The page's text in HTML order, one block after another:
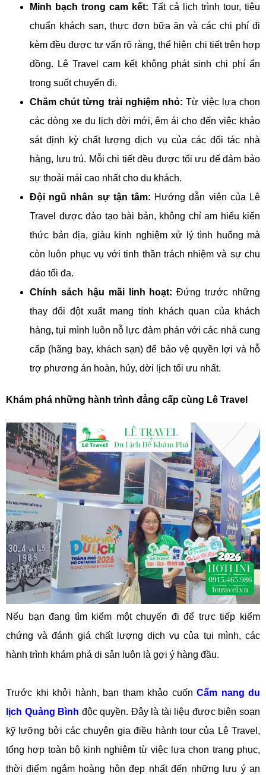
Minh bạch trong cam kết: Tất cả lịch trình tour, tiêu
chuẩn khách sạn, thực đơn bữa ăn và các chi phí đi
kèm đều được tư vấn rõ ràng, thể hiện chi tiết trên hợp
đồng. Lê Travel cam kết không phát sinh chi phí ẩn
trong suốt chuyến đi.
Chăm chút từng trải nghiệm nhỏ:Từ việc lựa chọn
các dòng xe du lịch đời mới, êm ái cho đến việc khảo
sát định kỳ chất lượng dịch vụ của các đối tác nhà
hàng, lưu trú. Mỗi chi tiết đều được tối ưu để đảm bảo
sự thoải mái cao nhất cho du khách.
Đội ngũ nhân sự tận tâm: Hướng dẫn viên của Lê
Travel được đào tạo bài bản, không chỉ am hiểu kiến
thức bản địa, giàu kinh nghiệm xử lý tình huống mà
còn luôn phục vụ với tinh thần trách nhiệm và sự chu
đáo tối đa.
Chính sách hậu mãi linh hoạt: Đứng trước những
thay đổi đột xuất mang tính khách quan của khách
hàng, tụi mình luôn nỗ lực đàm phán với các nhà cung
cấp (hãng bay, khách sạn) để bảo vệ quyền lợi và hỗ
trợ phương án hoàn, hủy, dời lịch tối ưu nhất.
Khám phá những hành trình đẳng cấp cùng Lê Travel
Nếu bạn đang tìm kiếm một chuyến đi để trực tiếp kiểm
chứng và đánh giá chất lượng dịch vụ của tụi mình, các
hành trình khám phá di sản luôn là gợi ý hàng đầu.
Trước khi khởi hành, bạn tham khảo cuốn Cẩm nang du
lịch Quảng Bình độc quyền. Đây là tài liệu được biên soạn
kỹ lưỡng bởi các chuyên gia điều hành tour của Lê Travel,
tổng hợp toàn bộ kinh nghiệm từ việc lựa chọn trang phục,
thời điểm ngắm hoàng hôn đẹp nhất đến những lưu ý an